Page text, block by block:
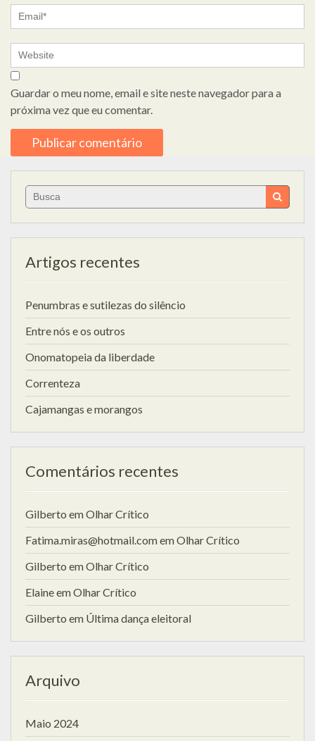
Guardar o meu nome, email e site neste navegador para a
próxima vez que eu comentar.
Search
for:
Artigos recentes
Penumbras e sutilezas do silêncio
Entre nós e os outros
Onomatopeia da liberdade
Correnteza
Cajamangas e morangos
Comentários recentes
Gilberto emOlhar Crítico
Fatima.miras@hotmail.comemOlhar Crítico
Gilberto emOlhar Crítico
ElaineemOlhar Crítico
Gilberto em Última dança eleitoral
Arquivo
Maio 2024